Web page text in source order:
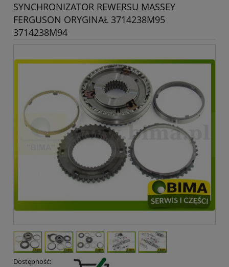
SYNCHRONIZATOR REWERSU MASSEY
FERGUSON ORYGINAŁ 3714238M95
3714238M94
Dostępność: